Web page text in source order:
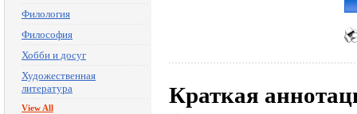
Филология
Философия
Хобби и досуг
Художественная
литература
View All
Краткая